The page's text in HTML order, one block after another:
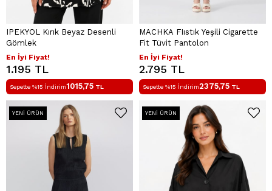
IPEKYOL Kırık Beyaz Desenli
Gömlek
En İyi Fiyat!
1.195 TL
Sepette %15 İndirim1015,75 TL
MACHKA FIıstık Yeşili Cigarette
Fit Tüvit Pantolon
En İyi Fiyat!
2.795 TL
Sepette %15 İndirim2375,75 TL
YENI ÜRÜN YENI ÜRÜN